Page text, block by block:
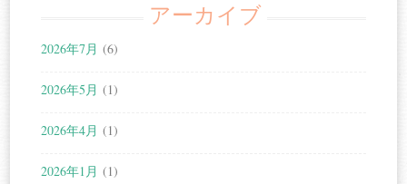
アーカイブ
2026年7月 (6)
2026年5月 (1)
2026年4月 (1)
2026年1月 (1)